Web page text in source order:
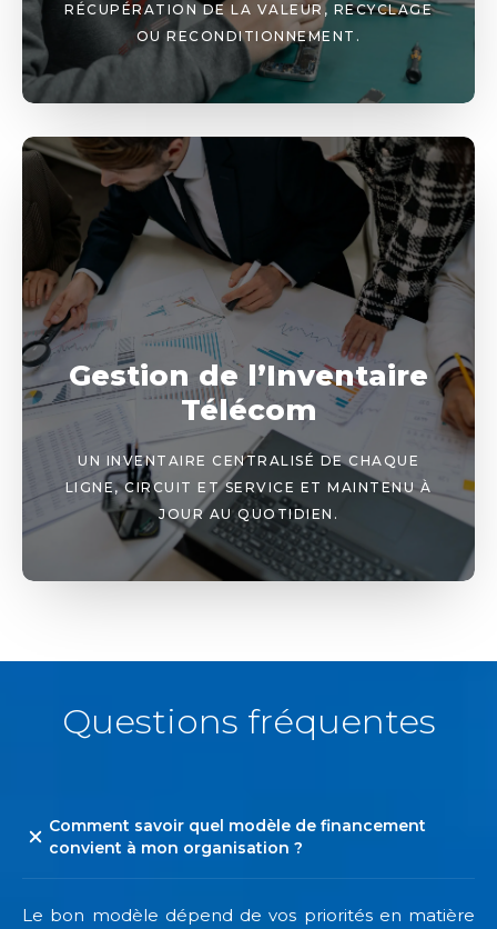
RÉCUPÉRATION DE LA VALEUR, RECYCLAGE
OU RECONDITIONNEMENT.
Gestion de l’Inventaire
Télécom
UN INVENTAIRE CENTRALISÉ DE CHAQUE
LIGNE, CIRCUIT ET SERVICE ET MAINTENU À
JOUR AU QUOTIDIEN.
Questions fréquentes
Comment savoir quel modèle de financement
convient à mon organisation ?
Le bon modèle dépend de vos priorités en matière